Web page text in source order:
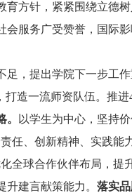
方针，紧紧围绕立德
服务广受赞誉，国际
足，提出学院下一步工
打造一流师资队伍。推
以学生为中心，坚持
任、创新精神、实践能
全球合作伙伴布局，提
建言献策能力。 落实品